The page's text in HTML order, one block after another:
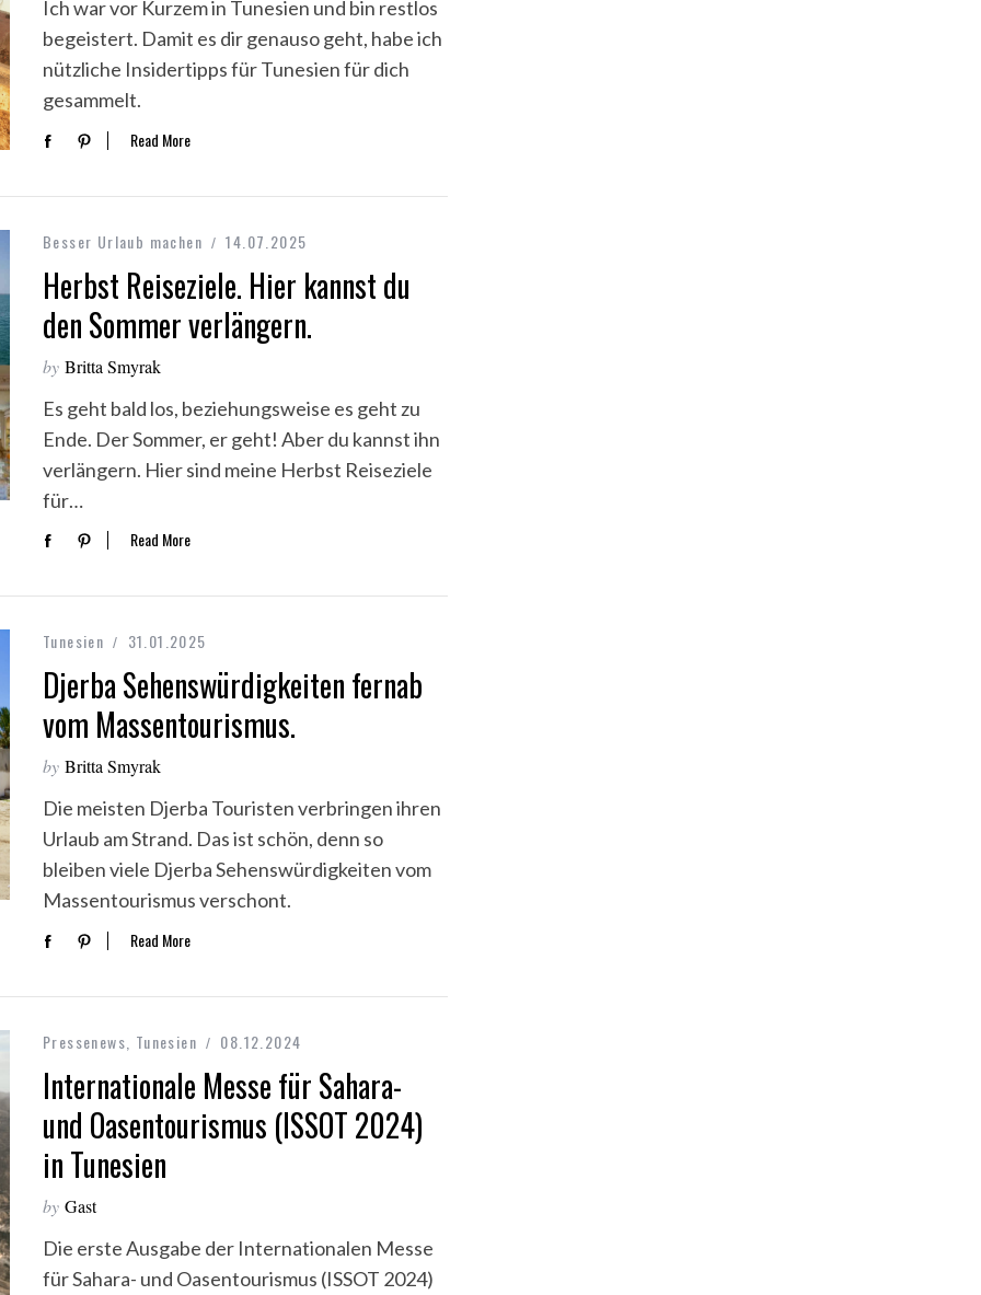
Ich war vor Kurzem in Tunesien und bin restlos
begeistert. Damit es dir genauso geht, habe ich
nützliche Insidertipps für Tunesien für dich
gesammelt.
Read More
Besser Urlaub machen 14.07.2025
Herbst Reiseziele. Hier kannst du
den Sommer verlängern.
by Britta Smyrak
Es geht bald los, beziehungsweise es geht zu
Ende. Der Sommer, er geht! Aber du kannst ihn
verlängern. Hier sind meine Herbst Reiseziele
für…
Read More
Tunesien 31.01.2025
Djerba Sehenswürdigkeiten fernab
vom Massentourismus.
by Britta Smyrak
Die meisten Djerba Touristen verbringen ihren
Urlaub am Strand. Das ist schön, denn so
bleiben viele Djerba Sehenswürdigkeiten vom
Massentourismus verschont.
Read More
Pressenews Tunesien 08.12.2024
Internationale Messe für Sahara-
und Oasentourismus (ISSOT 2024)
in Tunesien
by Gast
Die erste Ausgabe der Internationalen Messe
für Sahara- und Oasentourismus (ISSOT 2024)